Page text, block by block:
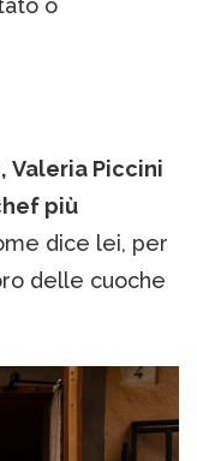
Valeria Piccini
più
dice lei, per
delle cuoche